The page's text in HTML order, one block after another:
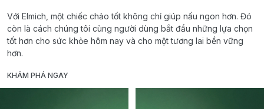
Với Elmich, một chiếc chảo tốt không chỉ giúp nấu ngon hơn. Đó
còn là cách chúng tôi cùng người dùng bắt đầu những lựa chọn
tốt hơn cho sức khỏe hôm nay và cho một tương lai bền vững
hơn.
KHÁM PHÁ NGAY